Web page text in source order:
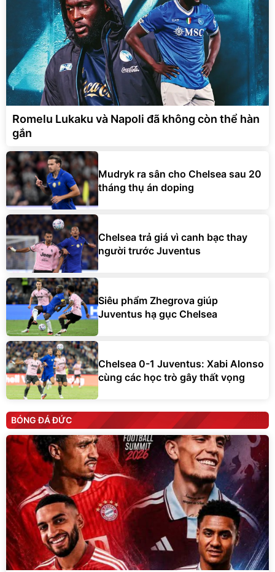
Romelu Lukaku và Napoli đã không còn thể hàn
gắn
Mudryk ra sân cho Chelsea sau 20
tháng thụ án doping
Chelsea trả giá vì canh bạc thay
người trước Juventus
Siêu phẩm Zhegrova giúp
Juventus hạ gục Chelsea
Chelsea 0-1 Juventus: Xabi Alonso
cùng các học trò gây thất vọng
BÓNG ĐÁ ĐỨC